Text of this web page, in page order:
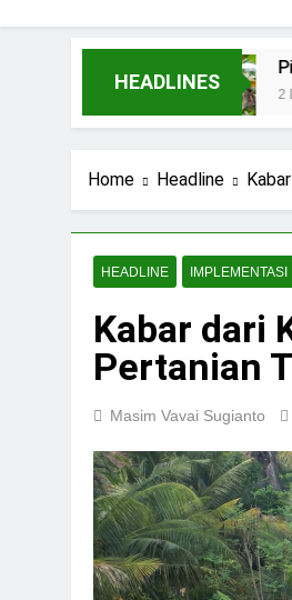
HEADLINES
Pisang Barangan
Home Headline
HEADLINE IMPLEMENTASI
Kabar dari
Pertanian
Masim Vavai Sugianto